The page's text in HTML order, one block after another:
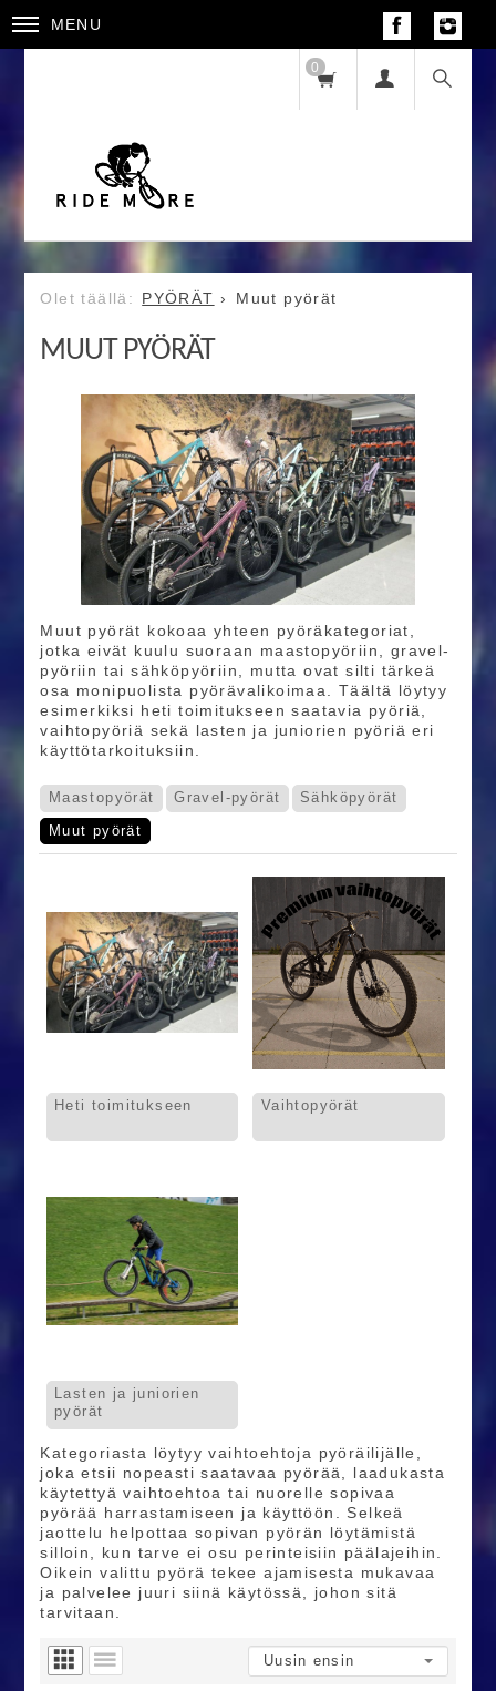
MENU
0
PYÖRÄT Muut pyörät
MUUT PYÖRÄT
Muut pyörät kokoaa yhteen pyöräkategoriat,
jotka eivät kuulu suoraan maastopyöriin, gravel-
pyöriin tai sähköpyöriin, mutta ovat silti tärkeä
osa monipuolista pyörävalikoimaa. Täältä löytyy
esimerkiksi heti toimitukseen saatavia pyöriä,
vaihtopyöriä sekä lasten ja juniorien pyöriä eri
käyttötarkoituksiin.
Maastopyörät Gravel-pyörät
Sähköpyörät
Muut pyörät
Heti toimitukseen Vaihtopyörät
Lasten ja juniorien
pyörät
Kategoriasta löytyy vaihtoehtoja pyöräilijälle,
joka etsii nopeasti saatavaa pyörää, laadukasta
käytettyä vaihtoehtoa tai nuorelle sopivaa
pyörää harrastamiseen ja käyttöön. Selkeä
jaottelu helpottaa sopivan pyörän löytämistä
silloin, kun tarve ei osu perinteisiin päälajeihin.
Oikein valittu pyörä tekee ajamisesta mukavaa
ja palvelee juuri siinä käytössä, johon sitä
tarvitaan.